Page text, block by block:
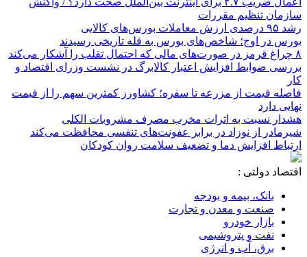
سازمان تنظیم مقررات
رشد ۹۵ درصدی ارزش معاملات بورس‌های کالایی
بورس در اوج؛ شاخص‌های بورس به قله تاریخی رسیدند
۸ چراغ قرمز در صورت‌های مالی که احتمال تقلب را آشکار می‌کند
بررسی ضوابط افزایش اعتبار کالابرگ در نشست وزرای اقتصاد و
کار
فاصله قیمت از مزرعه تا سفره؛ کشاورز کمترین سهم را از قیمت
نهایی دارد
هشدار نسبت به اثرات مخرب مصرف مشروبات الکلی
شیرمادر از نوزاد در برابر عفونت‌های تنفسی محافظت می‌کند
ارتباط افزایش دما و تضعیف سلامت روان کودکان
اقتصاد دولتی :
بانک، بیمه و بودجه
صنعت و معدن و تجارت
بازار خودرو
نفت و پتروشیمی
برق، آب و انرژی